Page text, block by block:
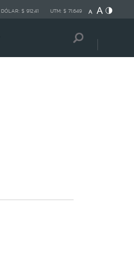
DÓLAR: $ 912,41 UTM: $ 71.649